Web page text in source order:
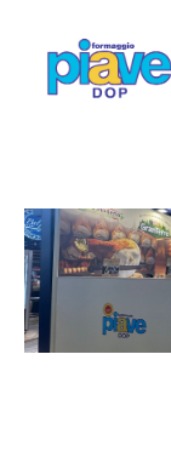
raccolta